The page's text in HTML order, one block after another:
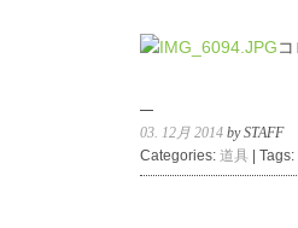
03. 12月 2014 by STAFF
Categories: 道具 | Tags: